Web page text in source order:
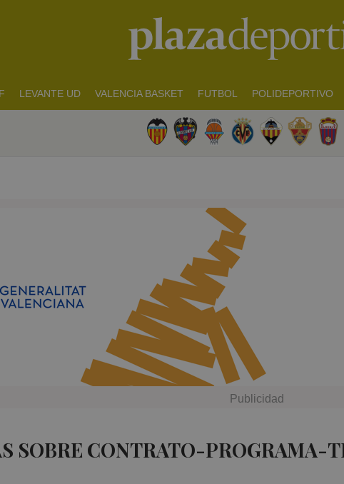
LEVANTE UD VALENCIA BASKET FUTBOL POLIDEPORTIVO
SOBRE CONTRATO-PROGRAMA-